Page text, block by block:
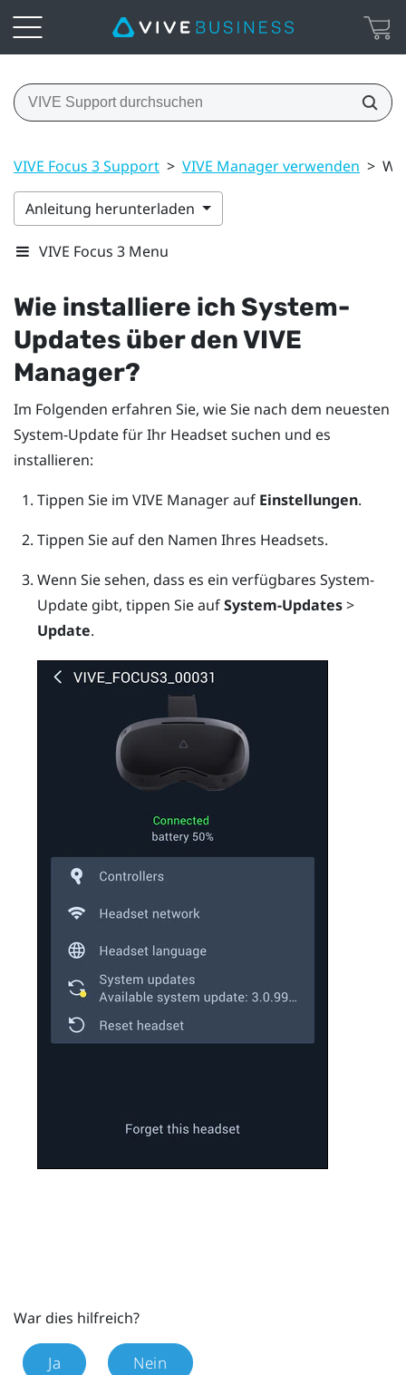
VIVE Focus 3 Support > VIVE Manager verwenden >
Anleitung herunterladen
VIVE Focus 3 Menu
Wie installiere ich System-
Updates über denVIVE
Manager?
Im Folgenden erfahren Sie, wie Sie nach dem neuesten
System-Update für Ihr Headset suchen und es
installieren:
Tippen Sie im VIVE Managerauf Einstellungen.
Tippen Sie auf den Namen Ihres Headsets.
Wenn Sie sehen, dass es ein verfügbares System-
Update gibt, tippen Sie aufSystem-Updates>
Update.
War dies hilfreich?
Ja Nein